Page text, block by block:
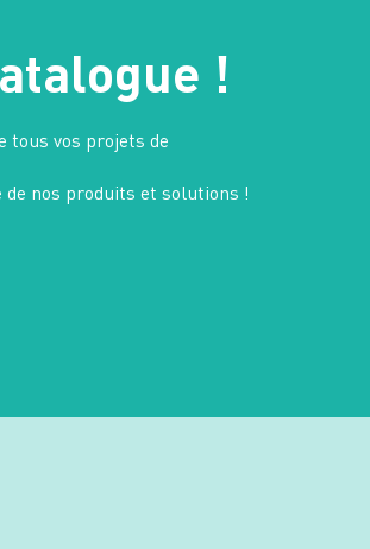
!
tous vos projets de
de nos produits et solutions !